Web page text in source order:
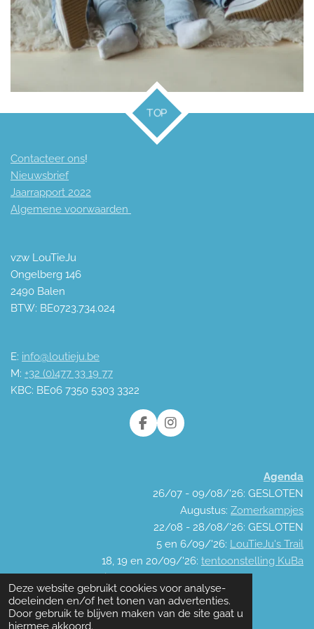
Deze website gebruikt cookies voor analyse-
doeleinden en/of het tonen van advertenties.
Door gebruik te blijven maken van de site gaat u
hiermee akkoord.
TOP
Contacteer ons!
Nieuwsbrief
Jaarrapport 2022
Algemene voorwaarden
vzw LouTieJu
Ongelberg 146
2490 Balen
BTW: BE0723.734.024
E: info@loutieju.be
M: +32 (0)477 33 19 77
KBC: BE06 7350 5303 3322
F
a
I
n
g
m
Agenda
26/07 - 09/08/'26: GESLOTEN
Augustus: Zomerkampjes
22/08 - 28/08/'26: GESLOTEN
5 en 6/09/'26: LouTieJu's Trail
18, 19 en 20/09/'26: tentoonstelling KuBa
© 2021 - 2026 LouTieJu
Powered byJouwWeb